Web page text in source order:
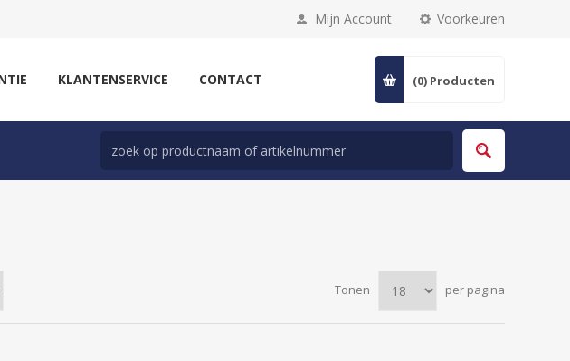
Voorkeuren
Mijn Account
KLANTENSERVICE CONTACT (0) Producten
Tonen per pagina